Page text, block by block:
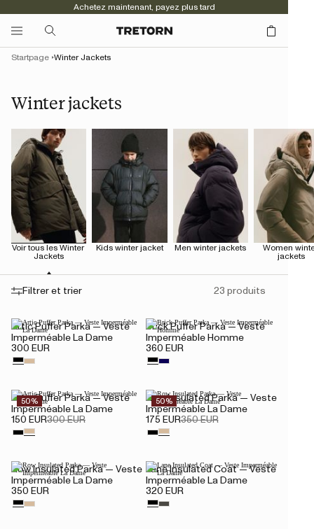
Achetez maintenant, payez plus tard
Winter jackets
Startpage Winter Jackets
Voir tous les Winter
Jackets
Kids winter jacket Men winter jackets
Women
jackets
Filtrer et trier 23 produits
Artic Puffer Parka — Veste
Imperméable La Dame
300 EUR
Brick Puffer Parka — Veste
Imperméable Homme
360 EUR
50%
Artic Puffer Parka — Veste
Imperméable La Dame
150 EUR300 EUR
50%
Row Insulated Parka — Veste
Imperméable La Dame
175 EUR350 EUR
Row Insulated Parka — Veste
Imperméable La Dame
350 EUR
Lane Insulated Coat — Veste
Imperméable La Dame
320 EUR